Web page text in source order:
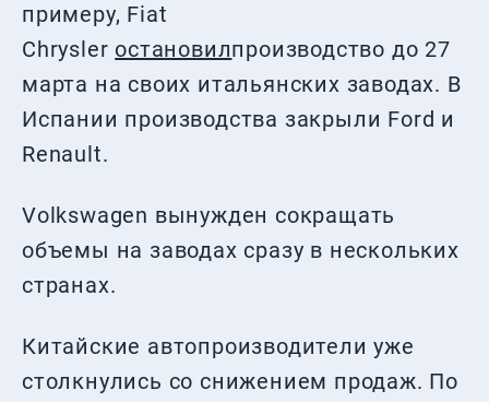
примеру, Fiat
Chrysler остановилпроизводство до 27
марта на своих итальянских заводах. В
Испании производства закрыли Ford и
Renault.
Volkswagen вынужден сокращать
объемы на заводах сразу в нескольких
странах.
Китайские автопроизводители уже
столкнулись со снижением продаж. По